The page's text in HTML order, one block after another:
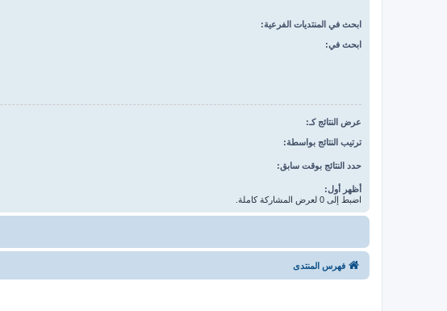
ابحث في المنتديات الفرعية:
ابحث في:
عرض النتائج كـ:
ترتيب النتائج بواسطة:
حدد النتائج بوقت سابق:
أظهر أول:
اضبط إلى 0 لعرض المشاركة كاملة.
فهرس المنتدى